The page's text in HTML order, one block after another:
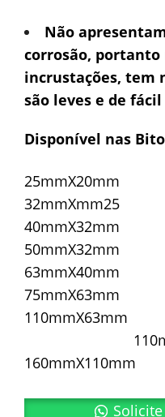
Não
corrosão, portanto
incrustações, tem
são leves e de
Disponível nas
110mmX63mm
160mmX110mm